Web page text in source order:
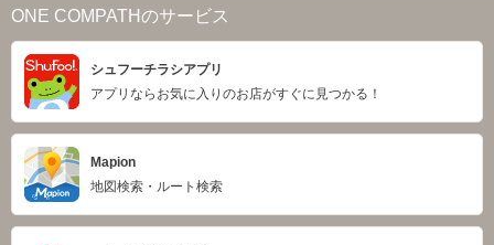
ONE COMPATHのサービス
シュフーチラシアプリ
アプリならお気に入りのお店がすぐに見つかる！
Mapion
地図検索・ルート検索